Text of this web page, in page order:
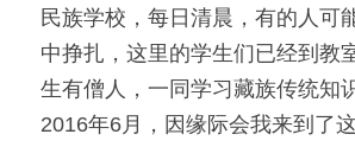
民族学校，每日清晨，有的人可
中挣扎，这里的学生们已经到教
生有僧人，一同学习藏族传统知
2016年6月，因缘际会我来到了